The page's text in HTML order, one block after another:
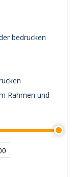
bedrucken
Rahmen und